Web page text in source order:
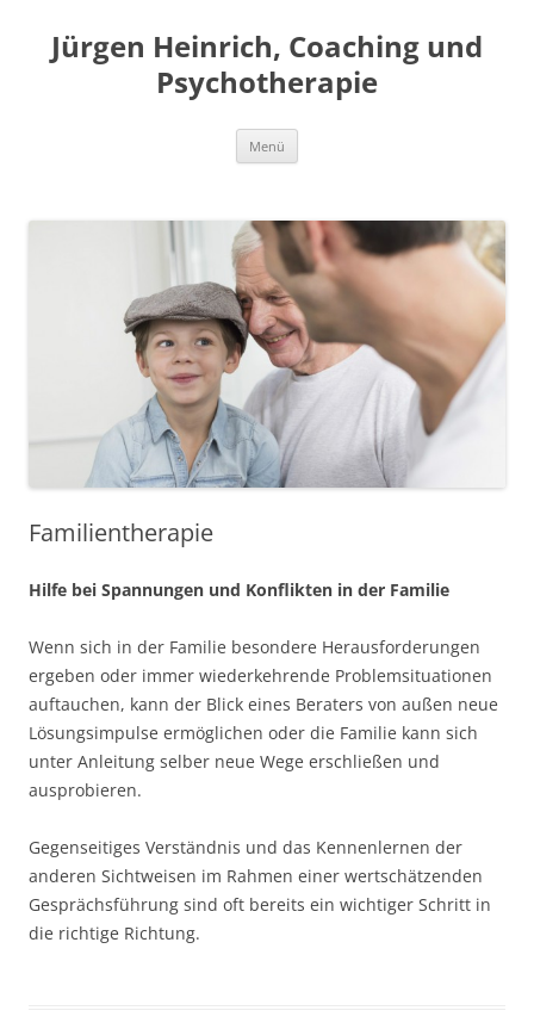
Jürgen Heinrich, Coaching und
Psychotherapie
Menü
Familientherapie
Hilfe bei Spannungen und Konflikten in der Familie
Wenn sich in der Familie besondere Herausforderungen
ergeben oder immer wiederkehrende Problemsituationen
auftauchen, kann der Blick eines Beraters von außen neue
Lösungsimpulse ermöglichen oder die Familie kann sich
unter Anleitung selber neue Wege erschließen und
ausprobieren.
Gegenseitiges Verständnis und das Kennenlernen der
anderen Sichtweisen im Rahmen einer wertschätzenden
Gesprächsführung sind oft bereits ein wichtiger Schritt in
die richtige Richtung.